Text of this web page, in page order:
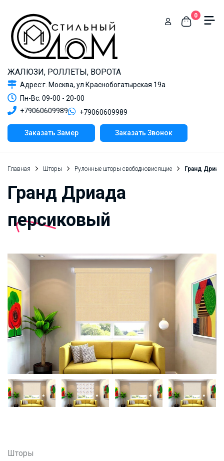
ЖАЛЮЗИ, РОЛЛЕТЫ, ВОРОТА
Адрес:г. Москва, ул Краснобогатырская 19а
Пн-Вс: 09-00 - 20-00
+79060609989
+79060609989
Заказать Замер Заказать Звонок
0
Главная Шторы Рулонные шторы свободновисящие Гранд
Гранд Дриада
персиковый
Шторы